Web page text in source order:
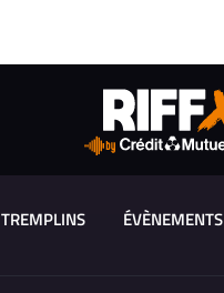
TREMPLINS ÉVÈNEMENTS